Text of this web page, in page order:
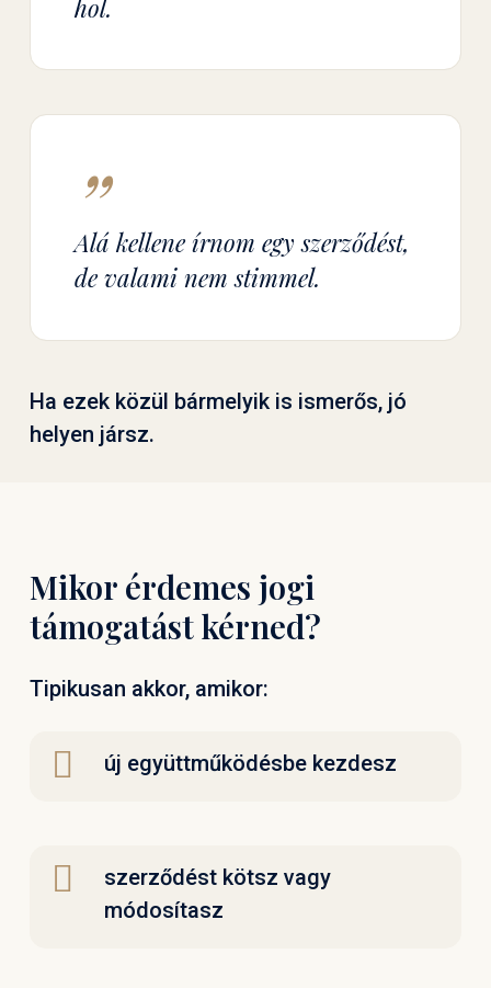
hol.
”
Alá kellene írnom egy szerződést,
de valami nem stimmel.
Ha ezek közül bármelyik is ismerős, jó
helyen jársz.
Mikor érdemes jogi
támogatást kérned?
Tipikusan akkor, amikor:
új együttműködésbe kezdesz
szerződést kötsz vagy
módosítasz